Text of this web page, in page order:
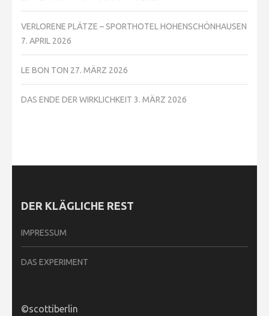
VERLORENE PLÄTZE – SPORTHOTEL HOHENSCHÖNHAUSEN
7. APRIL 2026
LE BON TON 27. MÄRZ 2026
DAS ENDE DER WIRKLICHKEIT 3. MÄRZ 2026
DER KLÄGLICHE REST
IMPRESSUM
DAS EXPERIMENT
©scottiberlin